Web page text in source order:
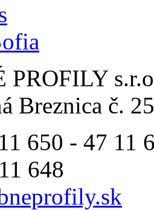
PROFILY
Breznica č.
650 - 47 11
648